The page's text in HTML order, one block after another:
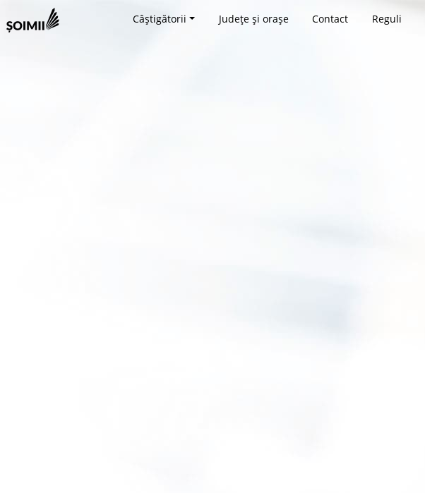
Câștigătorii Județe și orașe Contact Reguli